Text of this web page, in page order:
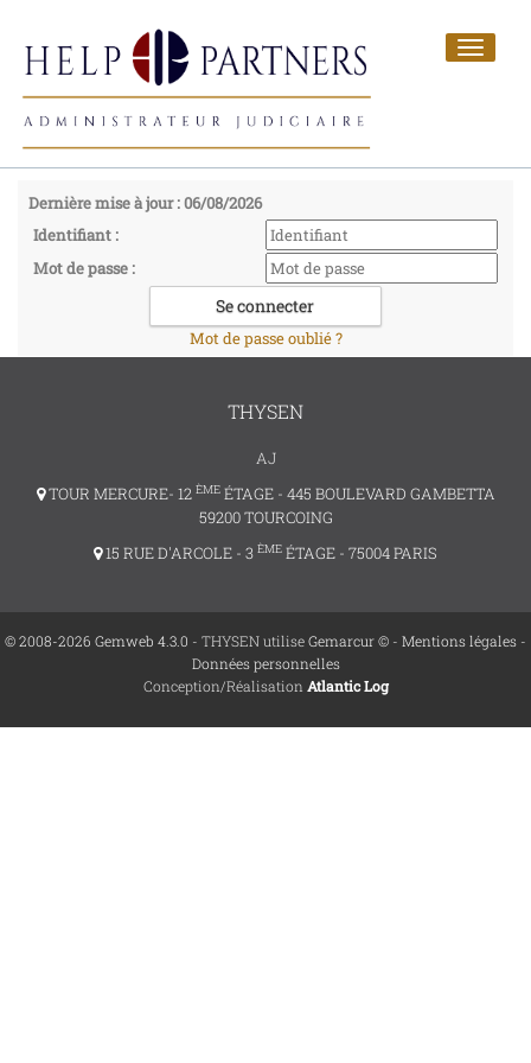
Toggle
Dernière mise à jour : 06/08/2026
Identifiant :
Mot de passe :
Mot de passe oublié ?
THYSEN
AJ
TOUR MERCURE- 12 ÈMEÉTAGE - 445 BOULEVARD GAMBETTA
59200 TOURCOING
15 RUE D'ARCOLE - 3 ÈME ÉTAGE - 75004 PARIS
© 2008-2026 Gemweb 4.3.0 - THYSEN utiliseGemarcur © - Mentions légales -
Données personnelles
Conception/Réalisation Atlantic Log